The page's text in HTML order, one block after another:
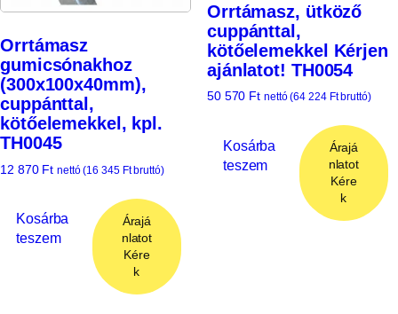
Orrtámasz
gumicsónakhoz
(300x100x40mm),
cuppánttal,
kötőelemekkel, kpl.
TH0045
12 870 Ft nettó (16 345 Ftbruttó)
Kosárba
teszem
Árajá
nlatot
Kére
k
Orrtámasz, ütköző
cuppánttal,
kötőelemekkel Kérjen
ajánlatot! TH0054
50 570 Ft nettó (64 224 Ftbruttó)
Kosárba
teszem
Árajá
nlatot
Kére
k